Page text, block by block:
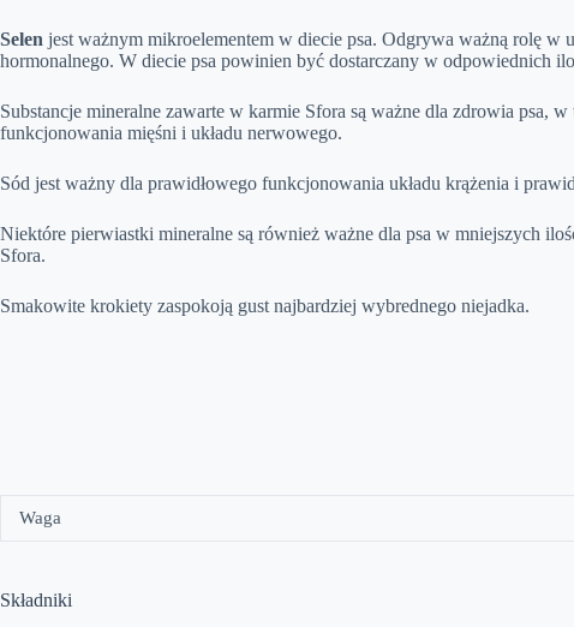
Selen jest ważnym mikroelementem w diecie psa. Odgrywa ważną rolę w
hormonalnego. W diecie psa powinien być dostarczany w odpowiednich
Substancje mineralne zawarte w karmie Sfora są ważne dla zdrowia psa,
funkcjonowania mięśni i układu nerwowego.
Sód jest ważny dla prawidłowego funkcjonowania układu krążenia i
Niektóre pierwiastki mineralne są również ważne dla psa w mniejszych
Sfora.
Smakowite krokiety zaspokoją gust najbardziej wybrednego niejadka.
Waga
Składniki